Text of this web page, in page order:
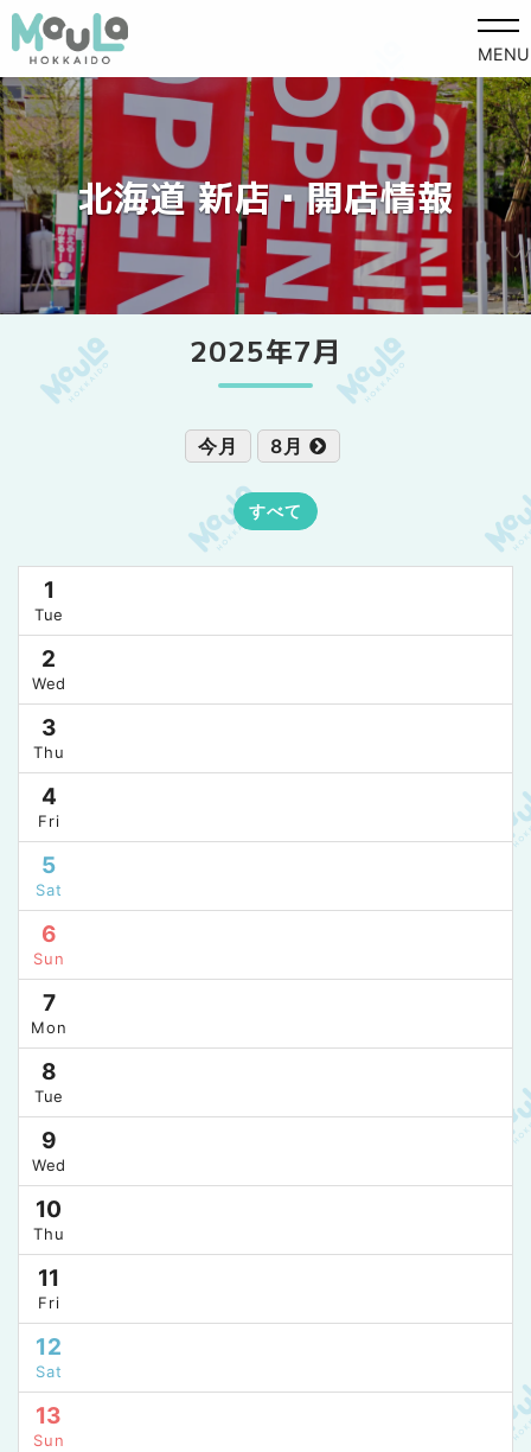
MENU
北海道 新店・開店情報
2025年7月
今月 8月
すべて
1
Tue
2
Wed
3
Thu
4
Fri
5
Sat
6
Sun
7
Mon
8
Tue
9
Wed
10
Thu
11
Fri
12
Sat
13
Sun